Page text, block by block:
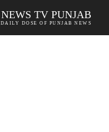
NEWS TV PUNJAB
DAILY DOSE OF PUNJAB NEWS